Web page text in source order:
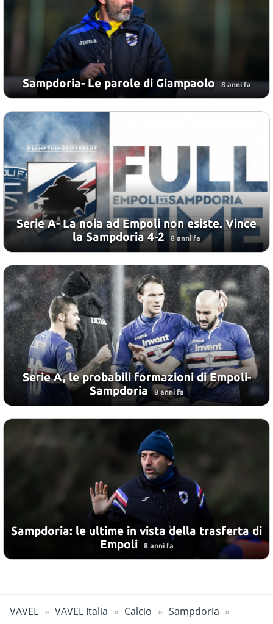
Sampdoria- Le parole di Giampaolo 8 anni fa
Serie A- La noia ad Empoli non esiste. Vince
la Sampdoria 4-2
8 anni fa
Serie A, le probabili formazioni di Empoli-
Sampdoria 8 anni fa
Sampdoria: le ultime in vista della trasferta di
Empoli
8 anni fa
VAVEL VAVEL Italia Calcio Sampdoria